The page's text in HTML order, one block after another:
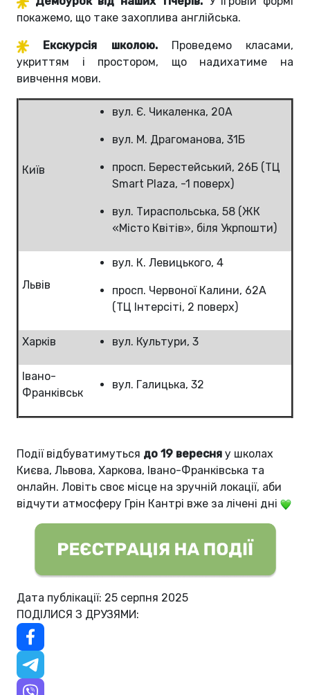
покажемо, що таке захоплива англійська.
Екскурсія школою.
Проведемо класами,
укриттям і простором, що надихатиме на
вивчення мови.
Київ
вул. Є. Чикаленка, 20А
вул. М. Драгоманова, 31Б
просп. Берестейський, 26Б (ТЦ
Smart Plaza, -1 поверх)
вул. Тираспольська, 58 (ЖК
«Місто Квітів», біля Укрпошти)
Львів
вул. К. Левицького, 4
просп. Червоної Калини, 62А
(ТЦ Інтерсіті, 2 поверх)
Харків вул. Культури, 3
Івано-
Франківськ
вул. Галицька, 32
Події відбуватимуться до 19 вересня у школах
Києва, Львова, Харкова, Івано-Франківська та
онлайн. Ловіть своє місце на зручній локації, аби
відчути атмосферу Грін Кантрі вже за лічені дні
Дата публікації: 25 серпня 2025
ПОДІЛИСЯ З ДРУЗЯМИ: